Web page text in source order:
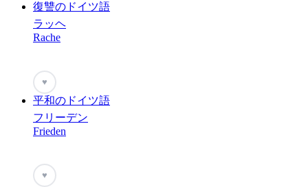
復讐のドイツ語
ラッヘ
Rache
♥
平和のドイツ語
フリーデン
Frieden
♥